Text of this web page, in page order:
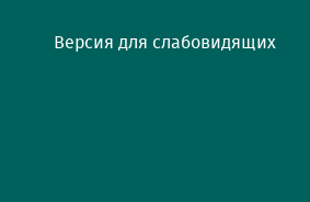
Версия для слабовидящих